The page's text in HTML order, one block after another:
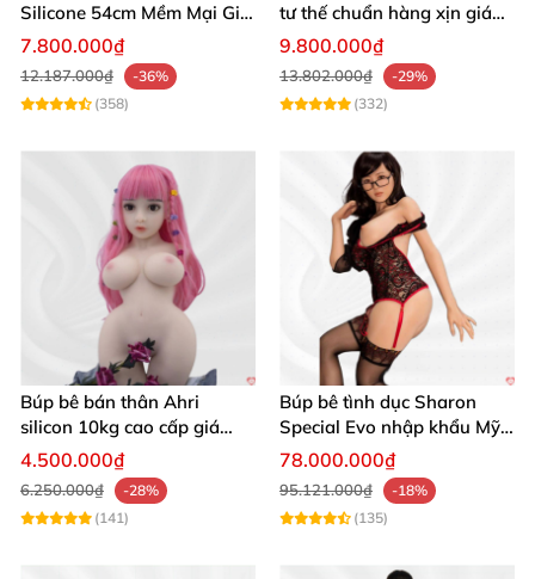
Silicone 54cm Mềm Mại Giá
Tốt Tặng Quà
7.800.000₫
12.187.000₫
-36%
(358)
tư thế chuẩn hàng xịn giá
tốt
9.800.000₫
13.802.000₫
-29%
(332)
Búp bê bán thân Ahri
silicon 10kg cao cấp giá
hấp dẫn bảo hành
4.500.000₫
6.250.000₫
-28%
(141)
Búp bê tình dục Sharon
Special Evo nhập khẩu Mỹ
cao cấp, sang trọng
78.000.000₫
95.121.000₫
-18%
(135)